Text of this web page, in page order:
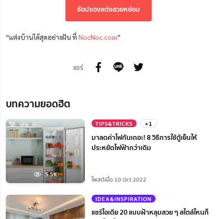
ช้อปของแต่งสวยหย่อม
“แต่งบ้านได้สุดอย่างฝัน ที่ NocNoc.com”
แชร์
บทความยอดฮิต
5.5K
TIPS&TRICKS +1
มาลดค่าไฟกันเถอะ! 8 วิธีการใช้ตู้เย็นให้
ประหยัดไฟฟ้ากว่าเดิม
โพสต์เมื่อ 10 Oct 2022
IDEA&INSPIRATION
แชร์ไอเดีย 20 แบบฝ้าหลุมสวย ๆ สไตล์ไหนก็